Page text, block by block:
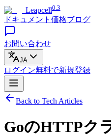
Leapcell0.3
ドキュメント 価格ブログ
お問い合わせ
JA
ログイン無料で新規登録
Back to Tech Articles
GoのHTTPク